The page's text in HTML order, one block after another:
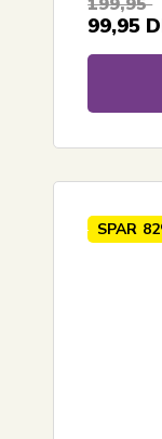
99,95
SPAR